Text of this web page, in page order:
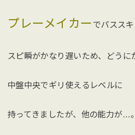
プレーメイカー でパススキ
スピ瞬がかなり遅いため、どうに
中盤中央でギリ使えるレベルに
持ってきましたが、他の能力が…。